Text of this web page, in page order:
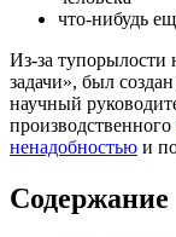
что-нибудь
Из-за тупорылости
задачи», был
научный
производственного
ненадобностью и
Содержание